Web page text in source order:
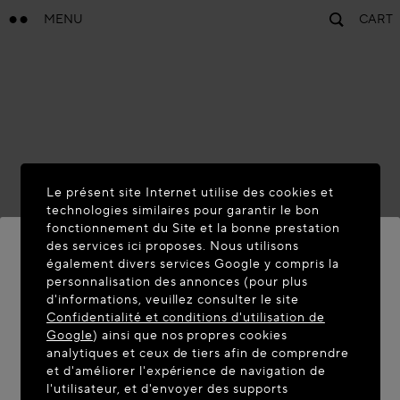
MENU CART
BIENVENUE SUR MAISON-
ALAIA.COM
Vous semblez être dans le pays suivant : United
States. Souhaitez-vous mettre à jour votre
localisation ?
Le présent site Internet utilise des cookies et
technologies similaires pour garantir le bon
fonctionnement du Site et la bonne prestation
des services ici proposes. Nous utilisons
également divers services Google y compris la
personnalisation des annonces (pour plus
d'informations, veuillez consulter le site
Confidentialité et conditions d'utilisation de
Google) ainsi que nos propres cookies
analytiques et ceux de tiers afin de comprendre
et d'améliorer l'expérience de navigation de
l'utilisateur, et d'envoyer des supports